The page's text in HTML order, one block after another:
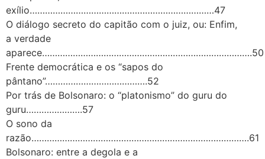
exílio………………………………………………………………47
O diálogo secreto do capitão com o juiz, ou: Enfim,
a verdade
aparece……………………………………………………………………….50
Frente democrática e os “sapos do
pântano”………………………………….52
Por trás de Bolsonaro: o “platonismo” do guru do
guru………………….57
O sono da
razão………………………………………………………………………….61
Bolsonaro: entre a degola e a